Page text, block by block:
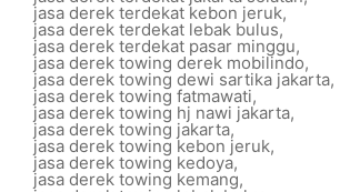
jasa derek terdekat kebon jeruk,
jasa derek terdekat lebak bulus,
jasa derek terdekat pasar minggu,
jasa derek towing derek mobilindo,
jasa derek towing dewi sartika jakarta,
jasa derek towing fatmawati,
jasa derek towing hj nawi jakarta,
jasa derek towing jakarta,
jasa derek towing kebon jeruk,
jasa derek towing kedoya,
jasa derek towing kemang,